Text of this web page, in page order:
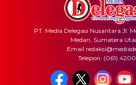
PT. Media Delegasi Nusantara Jl.
Medan, Sumatera
Email
Telepon: (061)